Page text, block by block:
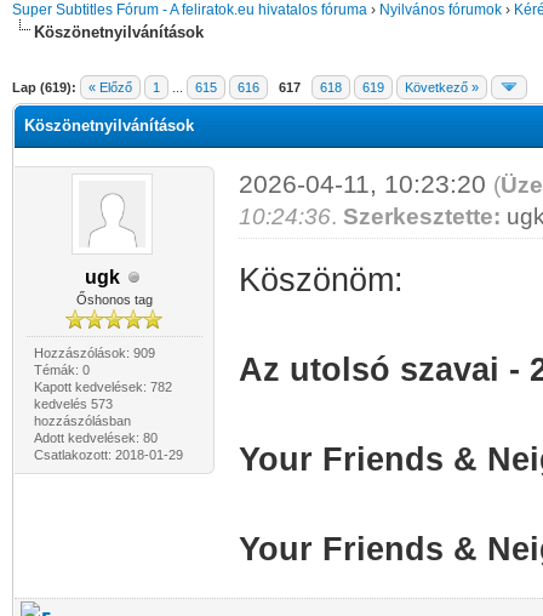
Super Subtitles Fórum - A feliratok.eu hivatalos fóruma › Nyilvános fórumok ›
Köszönetnyilvánítások
Lap (619): « Előző 1 615 616 617 618 619 Következő »
Köszönetnyilvánítások
ugk
Őshonos tag
Hozzászólások: 909
Témák: 0
Kapott kedvelések: 782
kedvelés 573
hozzászólásban
Adott kedvelések: 80
Csatlakozott: 2018-01-29
2026-04-11, 10:23:20 (
10:24:36. Szerkesztette:
Köszönöm:
Az utolsó szavai -
Your Friends &
Your Friends &